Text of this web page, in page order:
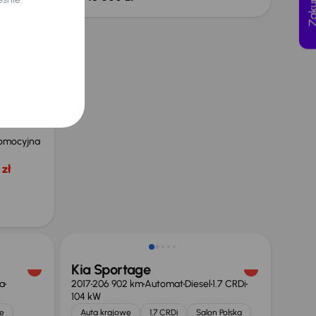
Kia Sportage
2017206 902 kmAutomatDiesel1.7 CRDi
104 kW
Auta krajowe 1.7 CRDi Salon Polska